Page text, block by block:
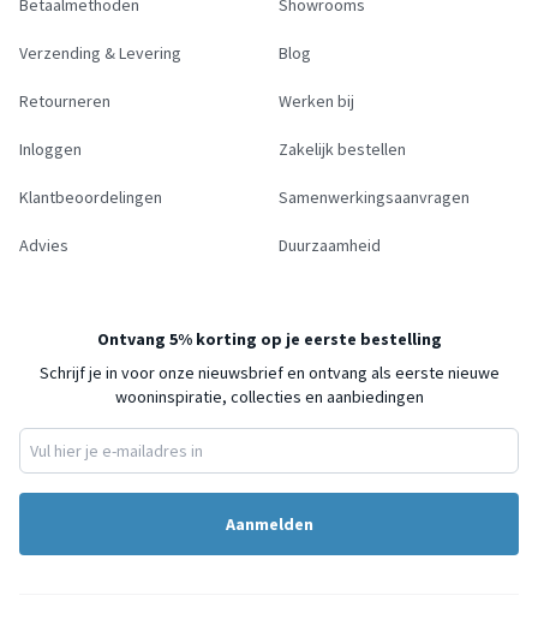
Betaalmethoden
Verzending & Levering
Retourneren
Inloggen
Klantbeoordelingen
Advies
Showrooms
Blog
Werken bij
Zakelijk bestellen
Samenwerkingsaanvragen
Duurzaamheid
Ontvang 5% korting op je eerste bestelling
Schrijf je in voor onze nieuwsbrief en ontvang als eerste nieuwe
wooninspiratie, collecties en aanbiedingen
Aanmelden